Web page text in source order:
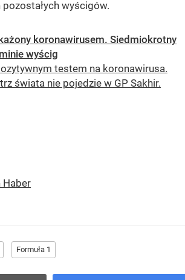
wyścigów.
koronawirusem. Siedmiokrotny
wyścig
testem na koronawirusa.
świata nie pojedzie w GP Sakhir.
Haber
Formuła 1